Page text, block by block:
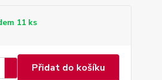
11 ks
Přidat do košíku